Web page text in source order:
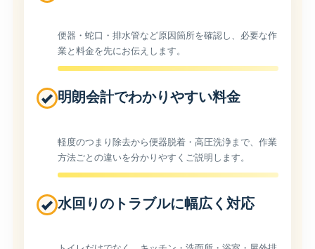
便器・蛇口・排水管など原因箇所を確認し、必要な作
業と料金を先にお伝えします。
明朗会計でわかりやすい料金
軽度のつまり除去から便器脱着・高圧洗浄まで、作業
方法ごとの違いを分かりやすくご説明します。
水回りのトラブルに幅広く対応